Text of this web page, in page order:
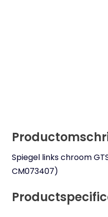
Spiegel links chroom
CM073407)